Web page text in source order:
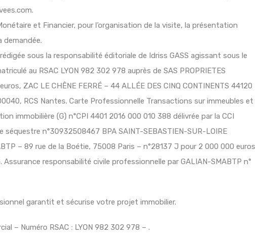
et Financier, pour l’organisation de la visite, la présentation
demandée.
sous la responsabilité éditoriale de Idriss GASS agissant sous le
au RSAC LYON 982 302 978 auprès de SAS PROPRIETES
ZAC LE CHÊNE FERRÉ – 44 ALLÉE DES CINQ CONTINENTS 44120
RCS Nantes. Carte Professionnelle Transactions sur immeubles et
immobilière (G) n°CPI 4401 2016 000 010 388 délivrée par la CCI
séquestre n°30932508467 BPA SAINT-SEBASTIEN-SUR-LOIRE
– 89 rue de la Boétie, 75008 Paris – n°28137 J pour 2 000 000 euros
Assurance responsabilité civile professionnelle par GALIAN-SMABTP n°
garantit et sécurise votre projet immobilier.
– Numéro RSAC : LYON 982 302 978 – .